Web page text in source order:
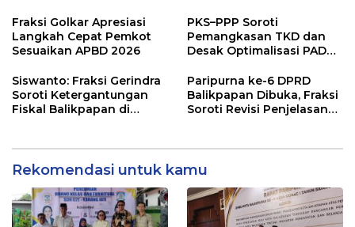
Pengawasan Belanja
Modal
Terukur sebagai
Penyangga IKN
Fraksi Golkar Apresiasi
Langkah Cepat Pemkot
Sesuaikan APBD 2026
PKS–PPP Soroti
Pemangkasan TKD dan
Desak Optimalisasi PAD
Balikpapan 2026
Siswanto: Fraksi Gerindra
Soroti Ketergantungan
Fiskal Balikpapan di
Paripurna ke-6 DPRD
Balikpapan Dibuka, Fraksi
Soroti Revisi Penjelasan
Rekomendasi untuk kamu